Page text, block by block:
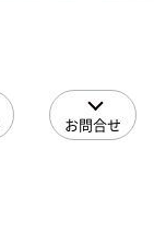
お問合せ